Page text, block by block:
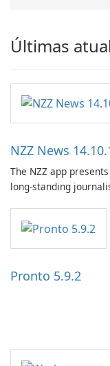
Últimas
NZZ News
The NZZ app
long-standing
and a liberal outlook
embraces diverse
Pronto 5.9.2